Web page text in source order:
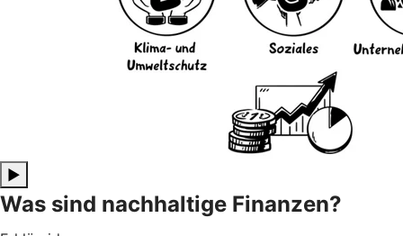
▶
Was sind nachhaltige Finanzen?